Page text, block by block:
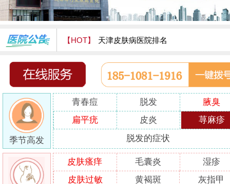
【HOT】 天津皮肤病医院排名
天津津门皮肤病医院怎么样
季节高发
青春痘 脱发
腋臭
扁平疣
皮炎 荨麻疹
脱发的症状
皮肤瘙痒 毛囊炎
湿疹
皮肤过敏
黄褐斑 灰指甲